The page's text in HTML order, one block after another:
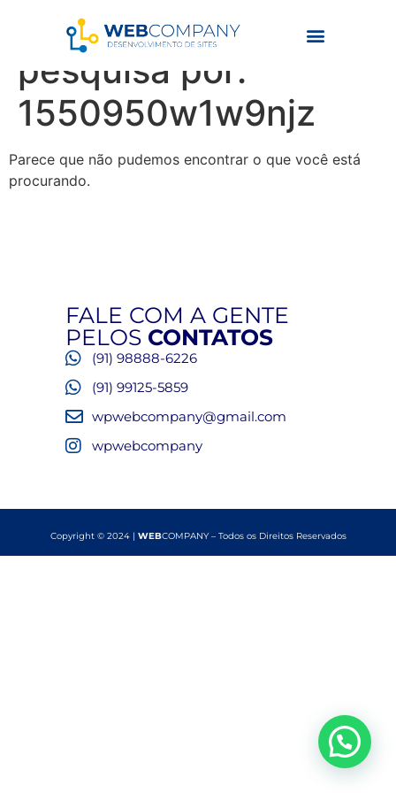
Resultados da
pesquisa por:
1550950w1w9njz
Parece que não pudemos encontrar o que você está
procurando.
FALE COM A GENTE
PELOS CONTATOS
(91) 98888-6226
(91) 99125-5859
wpwebcompany@gmail.com
wpwebcompany
Copyright © 2024 | WEBCOMPANY – Todos os Direitos Reservados